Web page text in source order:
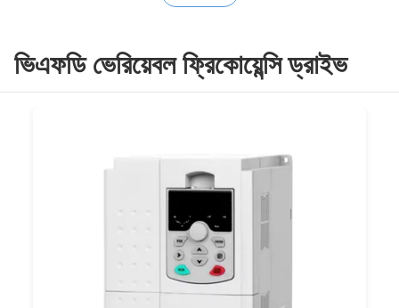
ভিএফডি ভেরিয়েবল ফ্রিকোয়েন্সি ড্রাইভ